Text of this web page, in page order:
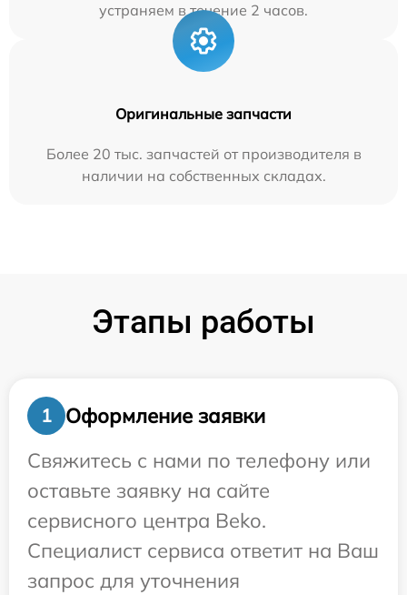
устраняем в течение 2 часов.
Оригинальные запчасти
Более 20 тыс. запчастей от производителя в
наличии на собственных складах.
Этапы работы
1
Оформление заявки
Свяжитесь с нами по телефону или
оставьте заявку на сайте
сервисного центра Beko.
Специалист сервиса ответит на Ваш
запрос для уточнения